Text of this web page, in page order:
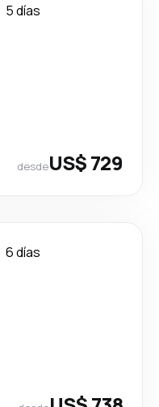
5 días
desdeUS$ 729
6 días